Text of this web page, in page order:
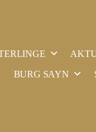
BURG SAYN